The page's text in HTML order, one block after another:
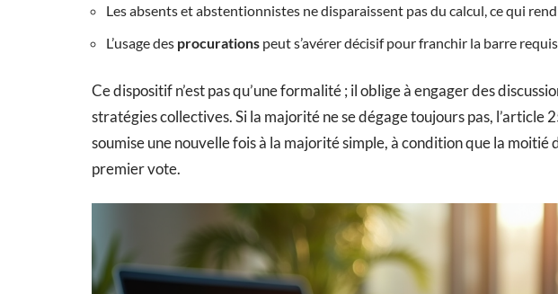
Les absents et abstentionnistes ne disparaissent pas du calcul, ce qui
L’usage des procurations peut s’avérer décisif pour franchir la barre
Ce dispositif n’est pas qu’une formalité ; il oblige à engager des
stratégies collectives. Si la majorité ne se dégage toujours pas, l’article
soumise une nouvelle fois à la majorité simple, à condition que la moitié
premier vote.